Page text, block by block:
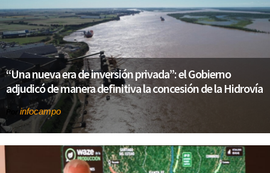
“Una nueva era de inversión privada”: el Gobierno
adjudicó de manera definitiva la concesión de la Hidrovía
infocampo